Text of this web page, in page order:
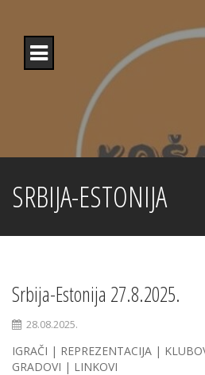
content
SRBIJA-ESTONIJA
Srbija-Estonija 27.8.2025.
28.08.2025.
IGRAČI | REPREZENTACIJA |
GRADOVI | LINKOVI